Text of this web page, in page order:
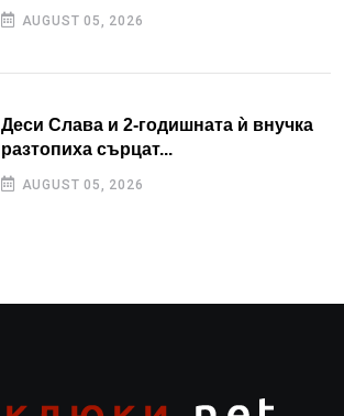
AUGUST 05, 2026
Деси Слава и 2-годишната ѝ внучка
разтопиха сърцат...
AUGUST 05, 2026